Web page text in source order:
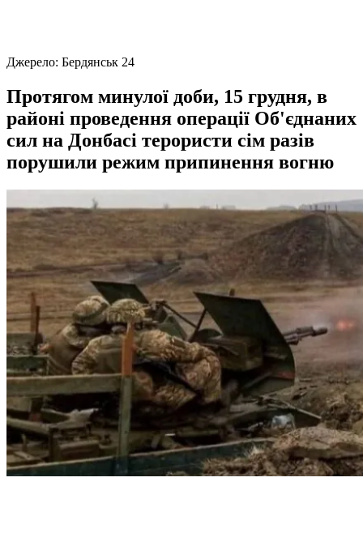
Джерело: Бердянськ 24
Протягом минулої доби, 15 грудня, в
районі проведення операції Об'єднаних
сил на Донбасі терористи сім разів
порушили режим припинення вогню